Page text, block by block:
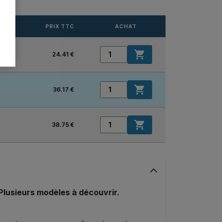
PRIX TTC ACHAT
24.41 € 
36.17 € 
38.75 € 
modèles à découvrir.